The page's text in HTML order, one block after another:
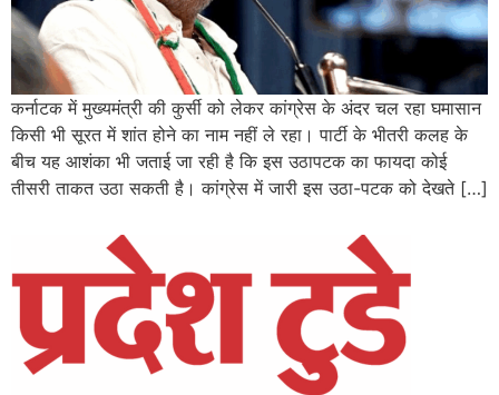
कर्नाटक में मुख्यमंत्री की कुर्सी को लेकर कांग्रेस के अंदर चल रहा घमासान
किसी भी सूरत में शांत होने का नाम नहीं ले रहा। पार्टी के भीतरी कलह के
बीच यह आशंका भी जताई जा रही है कि इस उठापटक का फायदा कोई
तीसरी ताकत उठा सकती है। कांग्रेस में जारी इस उठा-पटक को देखते […]